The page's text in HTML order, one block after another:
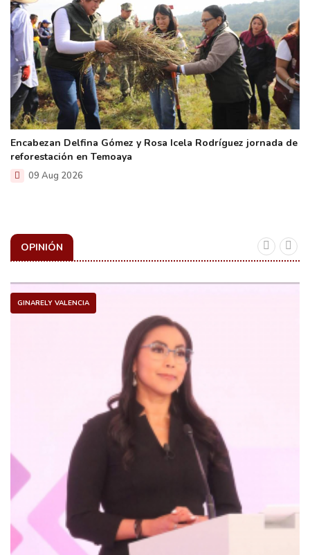
Encabezan Delfina Gómez y Rosa Icela Rodríguez jornada de
reforestación en Temoaya
09 Aug 2026
OPINIÓN
GINARELY VALENCIA